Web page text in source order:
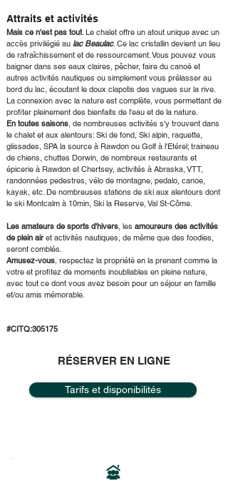
Attraits et activités
Mais ce n'est pas tout. Le chalet offre un atout unique avec un
accès privilégié au lac Beaulac. Ce lac cristallin devient un lieu
de rafraîchissement et de ressourcement. Vous pouvez vous
baigner dans ses eaux claires, pêcher, faire du canoë et
autres activités nautiques ou simplement vous prélasser au
bord du lac, écoutant le doux clapotis des vagues sur la rive.
La connexion avec la nature est complète, vous permettant de
profiter pleinement des bienfaits de l'eau et de la nature.
En toutes saisons , de nombreuses activités s'y trouvent dans
le chalet et aux alentours: Ski de fond, Ski alpin, raquette,
glissades, SPA la source à Rawdon ou Golf à l'Etérel; traineau
de chiens, chuttes Dorwin, de nombreux restaurants et
épicerie à Rawdon et Chertsey, activités à Abraska, VTT,
randonnées pedestres, vélo de montagne, pedalo, canoe,
kayak, etc. De nombreuses stations de ski aux alentours dont
le ski Montcalm à 10min, Ski la Reserve, Val St-Côme.
Les amateurs de sports d'hivers , les amoureurs des activités
de plein airet activités nautiques, de même que des foodies,
seront comblés.
Amusez-vous , respectez la propriété en la prenant comme la
votre et profitez de moments inoubliables en pleine nature,
avec tout ce dont vous avez besoin pour un séjour en famille
et/ou amis mémorable.
#CITQ:305175
RÉSERVER EN LIGNE
Tarifs et disponibilités